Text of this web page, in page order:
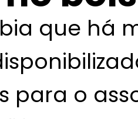
que há
para o